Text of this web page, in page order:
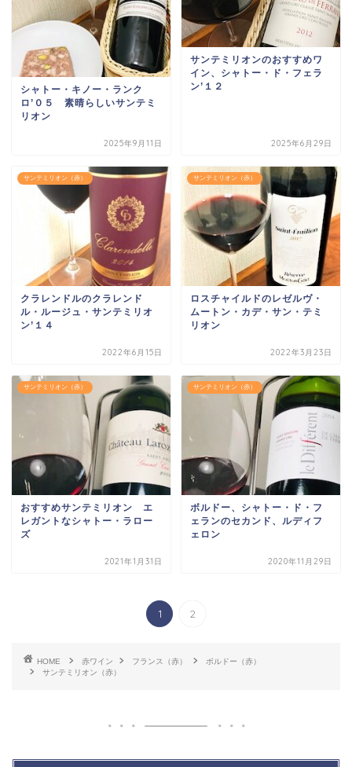
シャトー・キノー・ランク
ロ’０５ 素晴らしいサンテミ
リオン
2025年9月11日
サンテミリオンのおすすめワ
イン、シャトー・ド・フェラ
ン’１２
2025年6月29日
サンテミリオン（赤）
クラレンドルのクラレンド
ル・ルージュ・サンテミリオ
ン’１４
2022年6月15日
サンテミリオン（赤）
ロスチャイルドのレゼルヴ・
ムートン・カデ・サン・テミ
リオン
2022年3月23日
サンテミリオン（赤）
おすすめサンテミリオン エ
レガントなシャトー・ラロー
ズ
2021年1月31日
サンテミリオン（赤）
ボルドー、シャトー・ド・フ
ェランのセカンド、ルディフ
ェロン
2020年11月29日
1 2
HOME 赤ワイン フランス（赤）
ボルドー（赤）
サンテミリオン（赤）